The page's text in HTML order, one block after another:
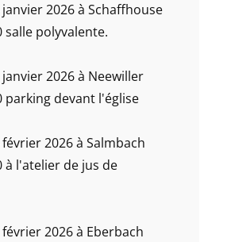
2026 à Schaffhouse
salle polyvalente.
2026 à Neewiller
parking devant l'église
2026 à Salmbach
à l'atelier de jus de
2026 à Eberbach